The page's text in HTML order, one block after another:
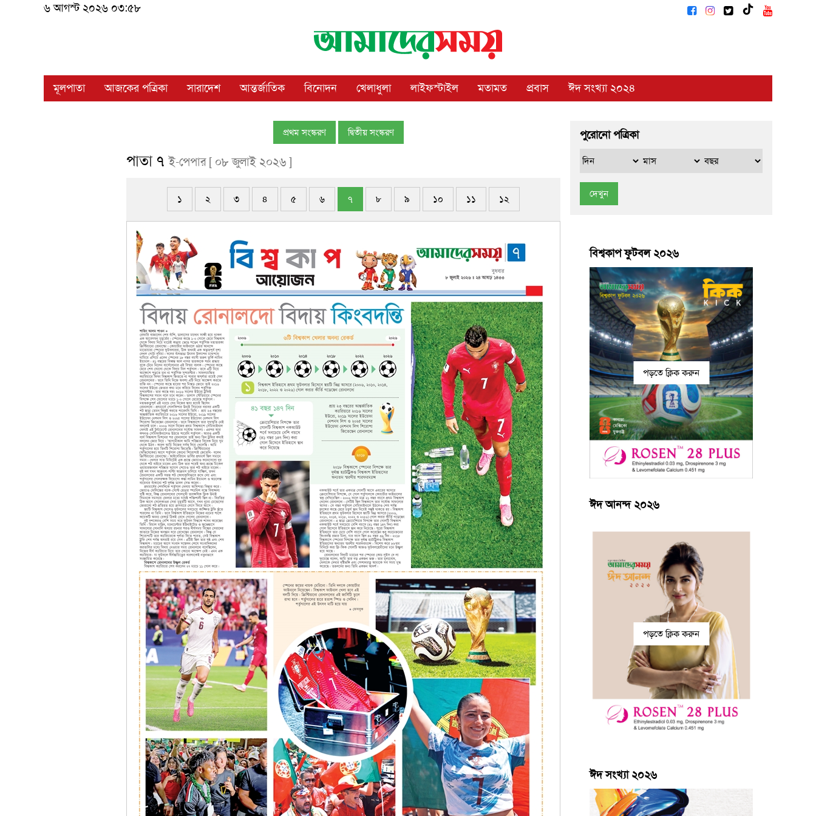
৬ আগস্ট ২০২৬ ০৩:৫৮
মূলপাতা আজকের পত্রিকা সারাদেশ আন্তর্জাতিক বিনোদন খেলাধুলা লাইফস্টাইল মতামত প্রবাস ঈদ সংখ্যা ২০২৪
পুরোনো পত্রিকা
দেখুন
বিশ্বকাপ ফুটবল ২০২৬
পড়তে ক্লিক করুন
ঈদ আনন্দ ২০২৬
পড়তে ক্লিক করুন
ঈদ সংখ্যা ২০২৬
প্রথম সংস্করণ দ্বিতীয় সংস্করণ
পাতা ৭ই-পেপার [ ০৮ জুলাই ২০২৬ ]
১ ২ ৩ ৪ ৫ ৬ ৭ ৮ ৯ ১০ ১১ ১২